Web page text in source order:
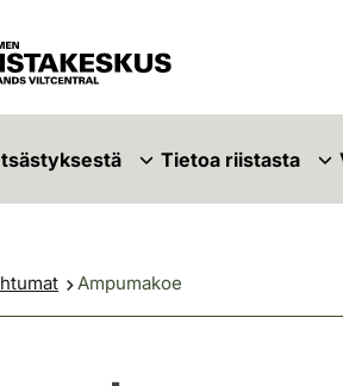
Tietoa riistasta
Ampumakoe